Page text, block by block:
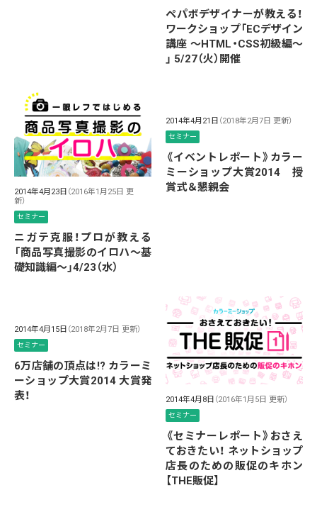
ペパボデザイナーが教える！
ワークショップ「ECデザイン
講座 〜HTML・CSS初級編〜
」 5/27（火）開催
2014年4月23日 （2016年1月25日 更
新）
セミナー
ニガテ克服！プロが教える
「商品写真撮影のイロハ〜基
礎知識編〜」4/23（水）
2014年4月21日 （2018年2月7日 更新）
セミナー
《イベントレポート》カラー
ミーショップ大賞2014 授
賞式＆懇親会
2014年4月15日 （2018年2月7日 更新）
セミナー
6万店舗の頂点は!? カラーミ
ーショップ大賞2014 大賞発
表！
2014年4月8日 （2016年1月5日 更新）
セミナー
《セミナーレポート》おさえ
ておきたい！ ネットショップ
店長のための販促のキホン
【THE販促】